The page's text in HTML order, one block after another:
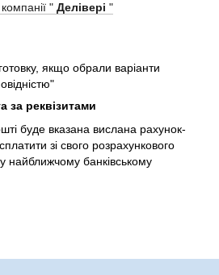
" Делівері "
якщо обрали варіанти
за реквізитами
буде вказана вислана рахунок-
зі свого розрахункового
найближчому банківському